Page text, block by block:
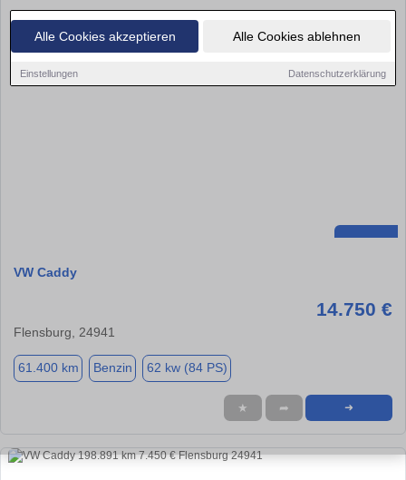
Alle Cookies akzeptieren Alle Cookies ablehnen
Einstellungen Datenschutzerklärung
VW Caddy
14.750 €
Flensburg, 24941
61.400 km Benzin 62 kw (84 PS)
★ ➦ ➜